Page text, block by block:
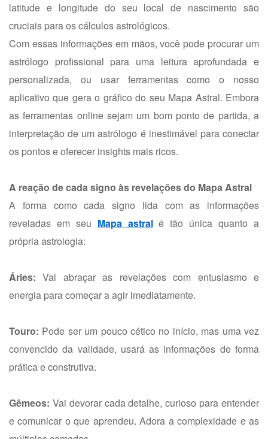
latitude e longitude do seu local de nascimento são
cruciais para os cálculos astrológicos.
Com essas informações em mãos, você pode procurar um
astrólogo profissional para uma leitura aprofundada e
personalizada, ou usar ferramentascomo o nosso
aplicativo que gera o gráfico do seu Mapa Astral. Embora
as ferramentas online sejam um bom ponto de partida, a
interpretação de um astrólogo é inestimável para conectar
os pontos e oferecer insights mais ricos.
A reação de cada signo às revelações do Mapa Astral
A forma como cada signo lida com as informações
reveladas em seu Mapa astralé tão única quanto a
própria astrologia:
Áries: Vai abraçar as revelações com entusiasmo e
energia para começar a agir imediatamente.
Touro: Pode ser um pouco cético no início, mas uma vez
convencido da validade, usará as informações de forma
prática e construtiva.
Gêmeos: Vai devorar cada detalhe, curioso para entender
e comunicar o que aprendeu. Adora a complexidade e as